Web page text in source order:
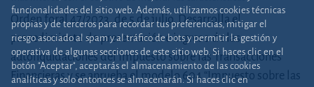
Orden foral 47/2023, de 5 de julio. Desarrolla el
procedimiento de presentación e ingreso de las
autoliquidaciones del Impuesto sobre las Transacciones
Financieras y se aprueba el modelo 604 “Impuesto sobre las
funcionalidades del sitio web. Además, utilizamos cookies técnicas
propias y de terceros para recordar tus preferencias, mitigar el
riesgo asociado al spam y al tráfico de bots y permitir la gestión y
operativa de algunas secciones de este sitio web. Si haces clic en el
botón "Aceptar", aceptarás el almacenamiento de las cookies
analíticas y solo entonces se almacenarán. Si haces clic en